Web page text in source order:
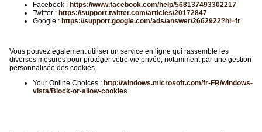
Facebook : https://www.facebook.com/help/568137493302217
Twitter : https://support.twitter.com/articles/20172847
Google : https://support.google.com/ads/answer/2662922?hl=fr
Vous pouvez également utiliser un service en ligne qui rassemble les
diverses mesures pour protéger votre vie privée, notamment par une gestion
personnalisée des cookies.
Your Online Choices : http://windows.microsoft.com/fr-FR/windows-
vista/Block-or-allow-cookies